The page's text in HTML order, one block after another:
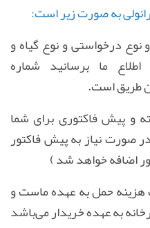
به صورت زیر است:
درخواستی و نوع گیاه و
ما برسانید شماره
و پیش فاکتوری برای شما
صورت نیاز به پیش فاکتور
بالای 20 تن نصف هزینه حمل به عهده ماست و
به عهده خریدار می‌باشد